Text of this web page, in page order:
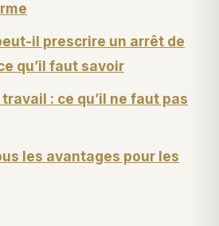
il prescrire un arrêt de
qu’il faut savoir
: ce qu’il ne faut pas
les avantages pour les